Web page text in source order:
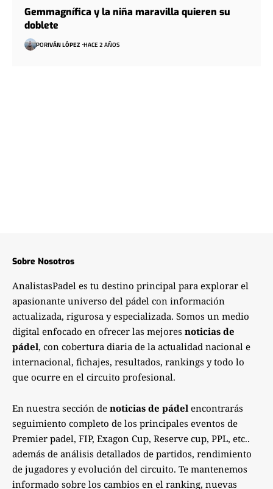
Gemmagnífica y la niña maravilla quieren su
doblete
PORIVÁN LÓPEZ HACE 2 AÑOS
Sobre Nosotros
AnalistasPadel es tu destino principal para explorar el
apasionante universo del pádel con información
actualizada, rigurosa y especializada. Somos un medio
digital enfocado en ofrecer las mejores noticias de
pádel, con cobertura diaria de la actualidad nacional e
internacional, fichajes, resultados, rankings y todo lo
que ocurre en el circuito profesional.
En nuestra sección de noticias de pádel encontrarás
seguimiento completo de los principales eventos de
Premier padel, FIP, Exagon Cup, Reserve cup, PPL, etc..
además de análisis detallados de partidos, rendimiento
de jugadores y evolución del circuito. Te mantenemos
informado sobre los cambios en el ranking, nuevas